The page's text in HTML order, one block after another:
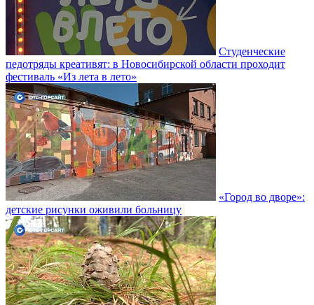
Студенческие
педотряды креативят: в Новосибирской области проходит
фестиваль «Из лета в лето»
«Город во дворе»:
детские рисунки оживили больницу